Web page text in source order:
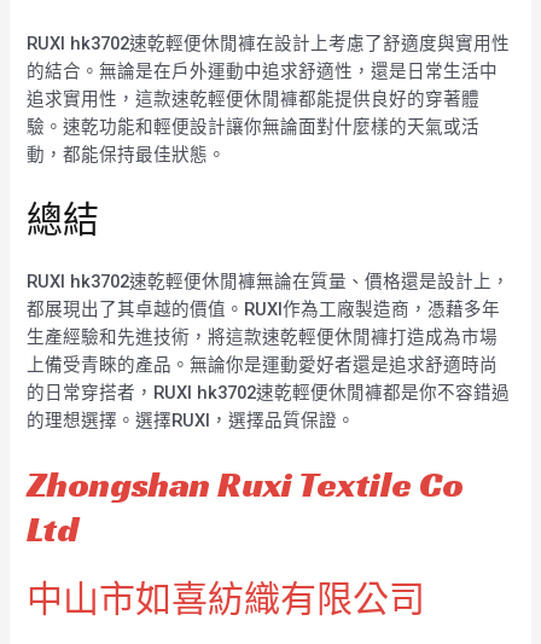
RUXI hk3702速乾輕便休閒褲在設計上考慮了舒適度與實用性
的結合。無論是在戶外運動中追求舒適性，還是日常生活中
追求實用性，這款速乾輕便休閒褲都能提供良好的穿著體
驗。速乾功能和輕便設計讓你無論面對什麼樣的天氣或活
動，都能保持最佳狀態。
總結
RUXI hk3702速乾輕便休閒褲無論在質量、價格還是設計上，
都展現出了其卓越的價值。RUXI作為工廠製造商，憑藉多年
生產經驗和先進技術，將這款速乾輕便休閒褲打造成為市場
上備受青睞的產品。無論你是運動愛好者還是追求舒適時尚
的日常穿搭者，RUXI hk3702速乾輕便休閒褲都是你不容錯過
的理想選擇。選擇RUXI，選擇品質保證。
Zhongshan Ruxi Textile Co
Ltd
中山市如喜紡織有限公司